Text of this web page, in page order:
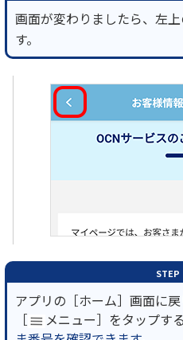
画面が変わりましたら、左
す。
STEP
アプリの［ホーム］画面に戻
［
メニュー］をタップする